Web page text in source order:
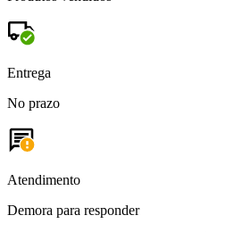
Entrega
No prazo
Atendimento
Demora para responder